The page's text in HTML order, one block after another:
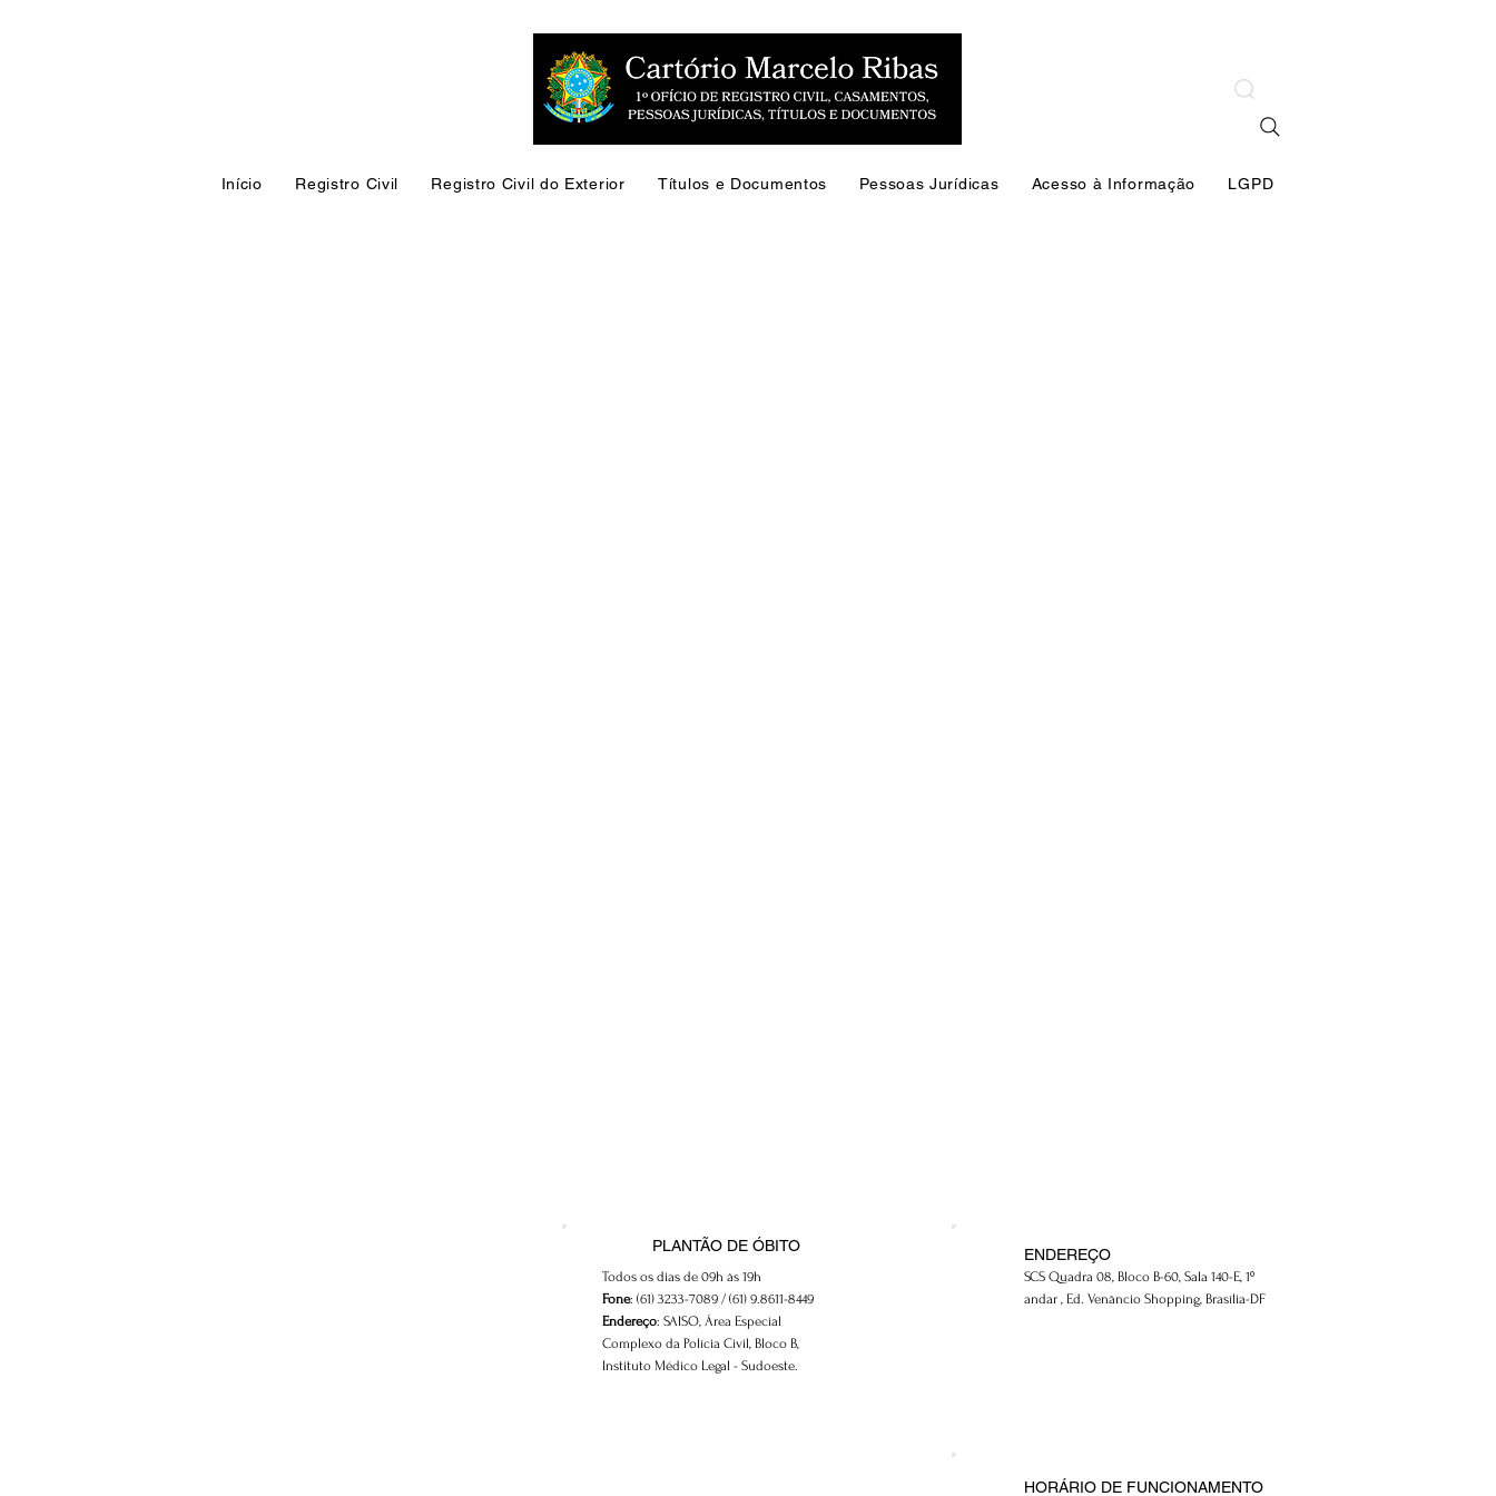
Início Registro Civil Registro Civil do Exterior Títulos e Documentos Pessoas Jurídicas Acesso à Informação LGPD
PLANTÃO DE ÓBITO
Todos os dias de 09h às 19h
Fone: (61) 3233-7089 / (61) 9.8611-8449
Endereço: SAISO, Área Especial
Complexo da Polícia Civil, Bloco B,
Instituto Médico Legal - Sudoeste.
ENDEREÇO
SCS Quadra 08, Bloco B-60, Sala 140-E, 1º
andar , Ed. Venâncio Shopping, Brasília-DF
HORÁRIO DE FUNCIONAMENTO